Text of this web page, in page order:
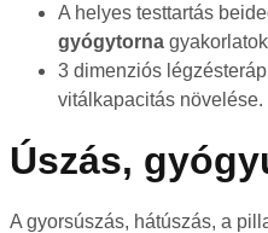
A helyes testtartás
gyógytorna
3 dimenziós
vitálkapacitás növelése.
Úszás,
A gyorsúszás, hátúszás, a